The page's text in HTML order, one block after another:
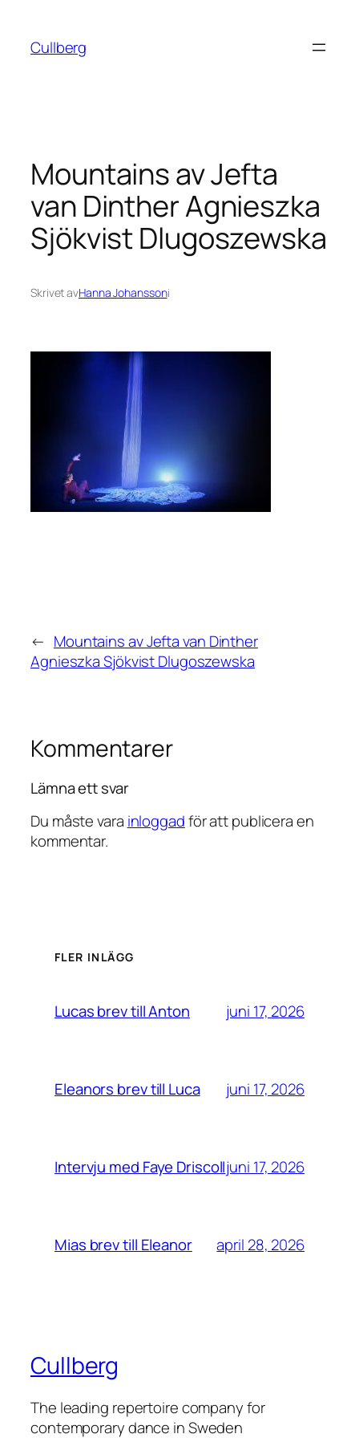
innehåll
Cullberg
Mountains av Jefta
van Dinther Agnieszka
Sjökvist Dlugoszewska
Skrivet avHanna Johanssoni
← Mountains av Jefta van Dinther
Agnieszka Sjökvist Dlugoszewska
Kommentarer
Lämna ett svar
Du måste vara inloggadför att publicera en
kommentar.
FLER INLÄGG
Lucas brev till Anton juni 17, 2026
Eleanors brev till Luca juni 17, 2026
Intervju med Faye Driscolljuni 17, 2026
Mias brev till Eleanor april 28, 2026
Cullberg
The leading repertoire company for
contemporary dance in Sweden